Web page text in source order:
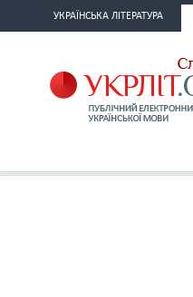
УКРАЇНСЬКА ЛІТЕРАТУРА